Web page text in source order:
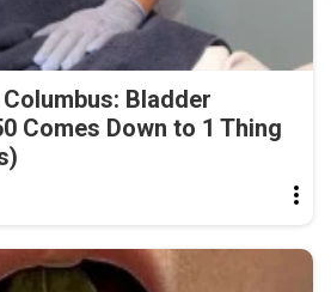
Bladder
Comes Down to 1 Thing